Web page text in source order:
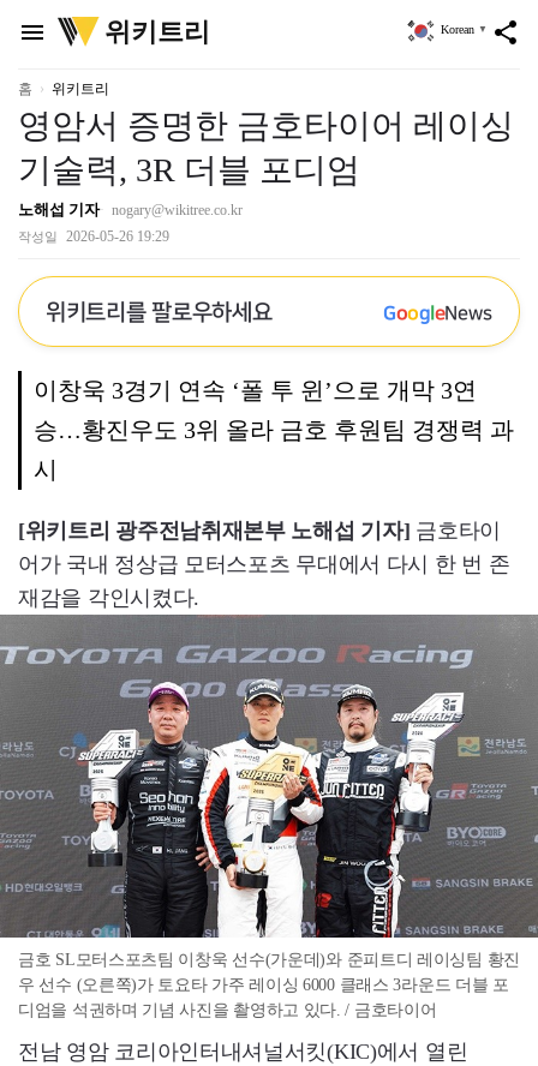
menu
위
키
리
위키트리 share
Korean ▼
홈 위키트리
영암서 증명한 금호타이어 레이싱
기술력, 3R 더블 포디엄
노해섭 기자 nogary@wikitree.co.kr
작성일 2026-05-26 19:29
위키트리를 팔로우하세요 GoogleNews
이창욱 3경기 연속 ‘폴 투 윈’으로 개막 3연
승…황진우도 3위 올라 금호 후원팀 경쟁력 과
시
[위키트리 광주전남취재본부 노해섭 기자] 금호타이
어가 국내 정상급 모터스포츠 무대에서 다시 한 번 존
재감을 각인시켰다.
금호 SL모터스포츠팀 이창욱 선수(가운데)와 준피트디 레이싱팀 황진
우 선수 (오른쪽)가 토요타 가주 레이싱 6000 클래스 3라운드 더블 포
디엄을 석권하며 기념 사진을 촬영하고 있다. / 금호타이어
전남 영암 코리아인터내셔널서킷(KIC)에서 열린